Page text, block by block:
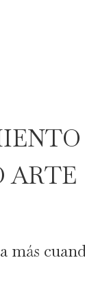
ARTE
más